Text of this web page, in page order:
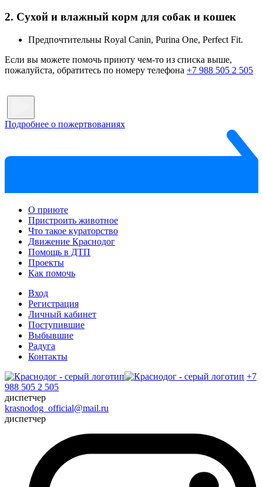
2. Сухой и влажный корм для собак и кошек
Предпочтительны Royal Canin, Purina One, Perfect Fit.
Если вы можете помочь приюту чем-то из списка выше,
пожалуйста, обратитесь по номеру телефона +7 988 505 2 505
Подробнее о пожертвованиях
О приюте
Пристроить животное
Что такое кураторство
Движение Краснодог
Помощь в ДТП
Проекты
Как помочь
Вход
Регистрация
Личный кабинет
Поступившие
Выбывшие
Радуга
Контакты
+7
988 505 2 505
диспетчер
krasnodog_official@mail.ru
диспетчер